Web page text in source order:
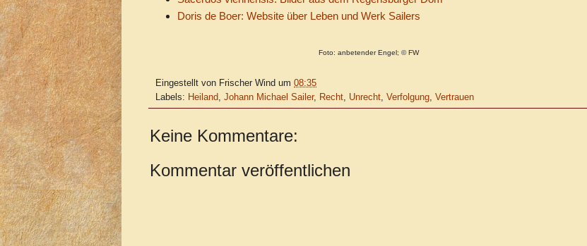
Doris de Boer: Website über Leben und Werk Sailers
Foto: anbetender Engel; © FW
Eingestellt von Frischer Wind um 08:35
Labels: Heiland, Johann Michael Sailer, Recht, Unrecht, Verfolgung, Vertrauen
Keine Kommentare:
Kommentar veröffentlichen